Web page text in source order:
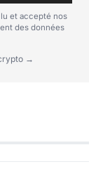
et accepté nos
des données
→